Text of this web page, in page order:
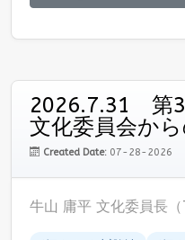
2026.7.31 第
文化委員会か
Created Date: 07-28-2026
牛山 庸平 文化委員長（